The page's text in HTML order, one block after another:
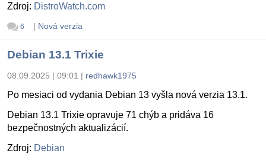
Zdroj: DistroWatch.com
6 | Nová verzia
Debian 13.1 Trixie
08.09.2025 | 09:01 | redhawk1975
Po mesiaci od vydania Debian 13 vyšla nová verzia 13.1.
Debian 13.1 Trixie opravuje 71 chýb a pridáva 16
bezpečnostných aktualizácií.
Zdroj: Debian